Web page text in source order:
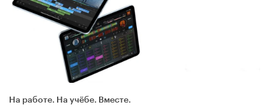
На работе. На учёбе. Вместе.